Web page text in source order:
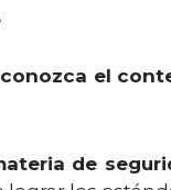
el
de